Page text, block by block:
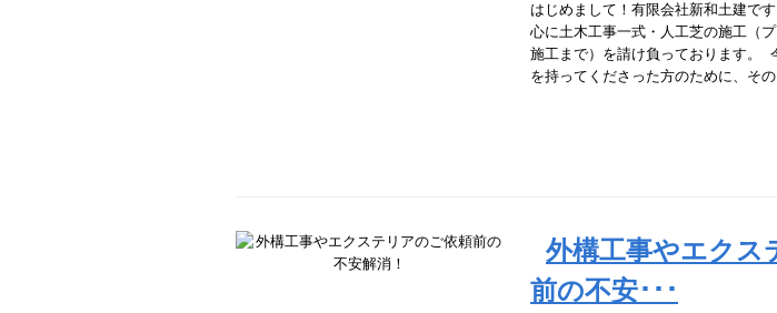
はじめまして！有限会社新和土建で
心に土木工事一式・人工芝の施工（
施工まで）を請け負っております。
を持ってくださった方のために、そ
外構工事やエクス
前の不安･･･